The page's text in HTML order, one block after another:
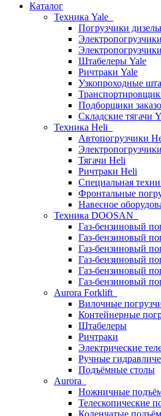
Каталог
Техника Yale
Погрузчики
Штабелеры Yale
Ричтраки Yale
Узкопроходные
Подборщики
Складские тягачи
Техника Heli
Автопогрузчики
Тягачи Heli
Ричтраки Heli
Специальная
Фронтальные
Навесное
Техника DOOSAN
Газ-бензиновый
Газ-бензиновый
Газ-бензиновый
Газ-бензиновый
Газ-бензиновый
Газ-бензиновый
Aurora Forklift
Вилочные
Контейнерные
Штабелеры
Ричтраки
Электрические
Ручные
Подъёмные столы
Aurora
Ножничные
Телескопические
Коленчатые